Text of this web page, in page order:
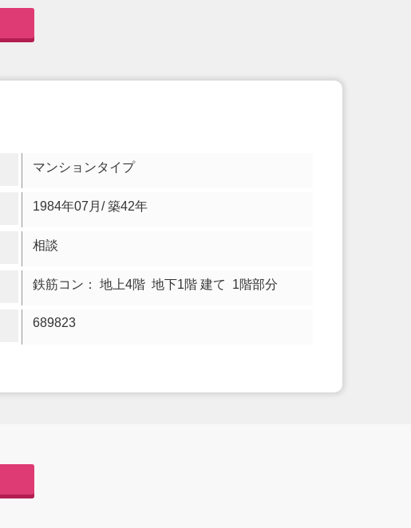
マンションタイプ
1984年07月/ 築42年
相談
鉄筋コン： 地上4階 地下1階 建て 1階部分
689823